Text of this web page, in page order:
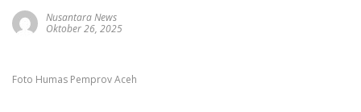
Nusantara News
Oktober 26, 2025
Foto Humas Pemprov Aceh